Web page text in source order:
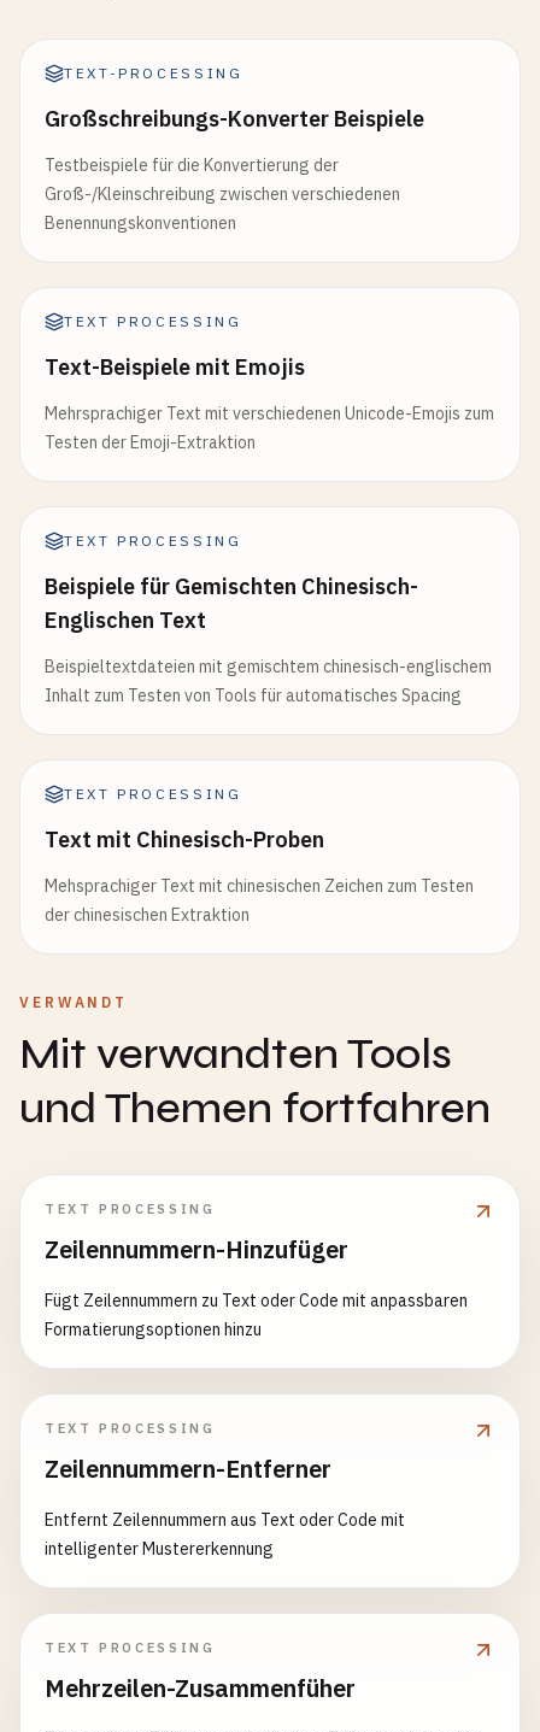
TEXT-PROCESSING
Großschreibungs-Konverter Beispiele
Testbeispiele für die Konvertierung der
Groß-/Kleinschreibung zwischen verschiedenen
Benennungskonventionen
TEXT PROCESSING
Text-Beispiele mit Emojis
Mehrsprachiger Text mit verschiedenen Unicode-Emojis zum
Testen der Emoji-Extraktion
TEXT PROCESSING
Beispiele für Gemischten Chinesisch-
Englischen Text
Beispieltextdateien mit gemischtem chinesisch-englischem
Inhalt zum Testen von Tools für automatisches Spacing
TEXT PROCESSING
Text mit Chinesisch-Proben
Mehsprachiger Text mit chinesischen Zeichen zum Testen
der chinesischen Extraktion
VERWANDT
Mit verwandten Tools
und Themen fortfahren
TEXT PROCESSING
Zeilennummern-Hinzufüger
Fügt Zeilennummern zu Text oder Code mit anpassbaren
Formatierungsoptionen hinzu
TEXT PROCESSING
Zeilennummern-Entferner
Entfernt Zeilennummern aus Text oder Code mit
intelligenter Mustererkennung
TEXT PROCESSING
Mehrzeilen-Zusammenfüher